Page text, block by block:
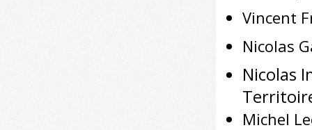
Vincent
Nicolas
Nicolas
Michel